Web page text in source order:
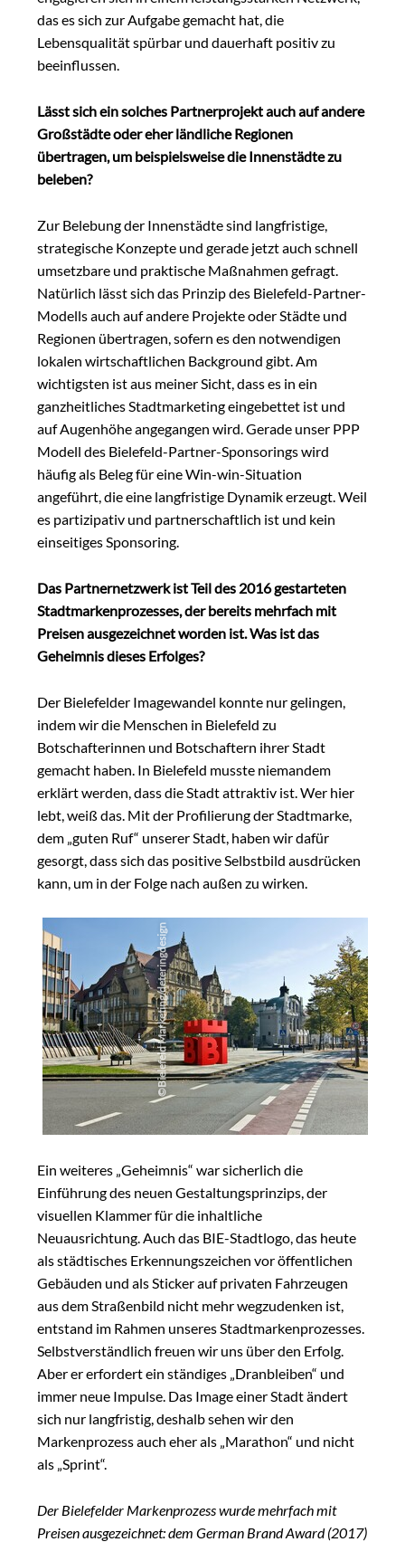
das es sich zur Aufgabe gemacht hat, die
Lebensqualität spürbar und dauerhaft positiv zu
beeinflussen.
Lässt sich ein solches Partnerprojekt auch auf andere
Großstädte oder eher ländliche Regionen
übertragen, um beispielsweise die Innenstädte zu
beleben?
Zur Belebung der Innenstädte sind langfristige,
strategische Konzepte und gerade jetzt auch schnell
umsetzbare und praktische Maßnahmen gefragt.
Natürlich lässt sich das Prinzip des Bielefeld-Partner-
Modells auch auf andere Projekte oder Städte und
Regionen übertragen, sofern es den notwendigen
lokalen wirtschaftlichen Background gibt. Am
wichtigsten ist aus meiner Sicht, dass es in ein
ganzheitliches Stadtmarketing eingebettet ist und
auf Augenhöhe angegangen wird. Gerade unser PPP
Modell des Bielefeld-Partner-Sponsorings wird
häufig als Beleg für eine Win-win-Situation
angeführt, die eine langfristige Dynamik erzeugt. Weil
es partizipativ und partnerschaftlich ist und kein
einseitiges Sponsoring.
Das Partnernetzwerk ist Teil des 2016gestarteten
Stadtmarkenprozesses, der bereits mehrfach mit
Preisen ausgezeichnet worden ist. Was ist das
Geheimnis dieses Erfolges?
Der Bielefelder Imagewandel konnte nur gelingen,
indem wir die Menschen in Bielefeld zu
Botschafterinnen und Botschaftern ihrer Stadt
gemacht haben. In Bielefeld musste niemandem
erklärt werden, dass die Stadt attraktiv ist. Wer hier
lebt, weiß das. Mit der Profilierung der Stadtmarke,
dem „guten Ruf“ unserer Stadt, haben wir dafür
gesorgt, dass sich das positive Selbstbild ausdrücken
kann, um in der Folge nach außen zu wirken.
©
Bielefeld Marketing/deteringdesign
Ein weiteres „Geheimnis“ war sicherlich die
Einführung des neuen Gestaltungsprinzips, der
visuellen Klammer für die inhaltliche
Neuausrichtung. Auch das BIE-Stadtlogo, das heute
als städtisches Erkennungszeichen vor öffentlichen
Gebäuden und als Sticker auf privaten Fahrzeugen
aus dem Straßenbild nicht mehr wegzudenken ist,
entstand im Rahmen unseres Stadtmarkenprozesses.
Selbstverständlich freuen wir uns über den Erfolg.
Aber er erfordert ein ständiges „Dranbleiben“ und
immer neue Impulse. Das Image einer Stadt ändert
sich nur langfristig, deshalb sehen wir den
Markenprozess auch eher als „Marathon“ und nicht
als „Sprint“.
Der Bielefelder Markenprozess wurde mehrfach mit
Preisen ausgezeichnet: dem German Brand Award (2017)